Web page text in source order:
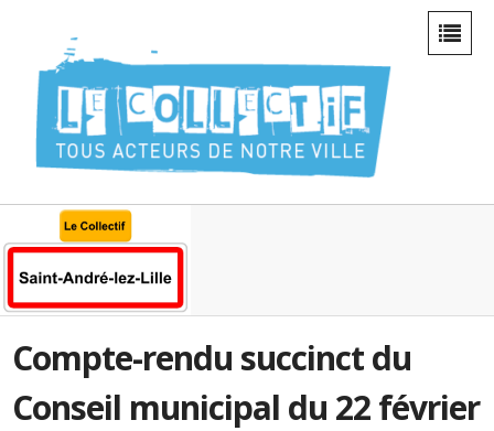
Compte-rendu succinct du
Conseil municipal du 22 février